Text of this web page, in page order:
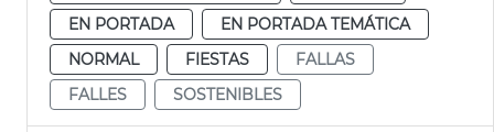
EN PORTADA
EN PORTADA TEMÁTICA
NORMAL
FIESTAS
FALLAS
FALLES
SOSTENIBLES